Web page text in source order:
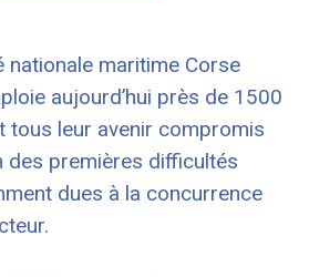
nationale maritime Corse
aujourd’hui près de 1500
tous leur avenir compromis
des premières difficultés
dues à la concurrence